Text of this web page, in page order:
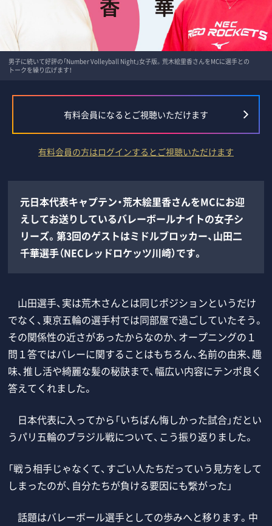
男子に続いて好評の「Number Volleyball Night」女子版。荒木絵里香さんをMCに選手との
トークを繰り広げます！
有料会員になるとご視聴いただけます
有料会員の方はログインするとご視聴いただけます
元日本代表キャプテン・荒木絵里香さんをMCにお迎
えしてお送りしているバレーボールナイトの女子シ
リーズ。第3回のゲストはミドルブロッカー、山田二
千華選手（NECレッドロケッツ川崎）です。
山田選手、実は荒木さんとは同じポジションというだけ
でなく、東京五輪の選手村では同部屋で過ごしていたそう。
その関係性の近さがあったからなのか、オープニングの１
問１答ではバレーに関することはもちろん、名前の由来、趣
味、推し活や綺麗な髪の秘訣まで、幅広い内容にテンポ良く
答えてくれました。
日本代表に入ってから「いちばん悔しかった試合」だとい
うパリ五輪のブラジル戦について、こう振り返りました。
「戦う相手じゃなくて、すごい人たちだっていう見方をして
しまったのが、自分たちが負ける要因にも繋がった」
話題はバレーボール選手としての歩みへと移ります。中